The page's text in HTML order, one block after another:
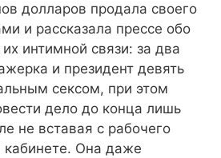
долларов продала своего
и рассказала прессе обо
интимной связи: за два
и президент девять
сексом, при этом
дело до конца лишь
не вставая с рабочего
кабинете. Она даже